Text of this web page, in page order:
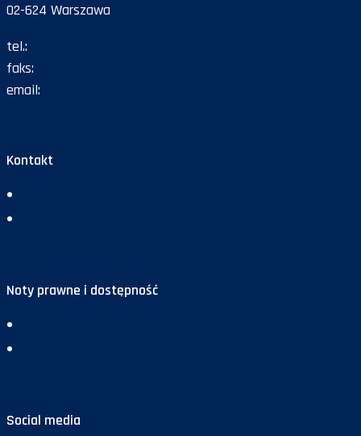
02-624 Warszawa
tel.:
faks:
email:
Kontakt
Noty prawne i dostępność
Social media